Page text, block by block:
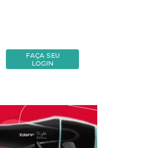
FAÇA SEU
LOGIN